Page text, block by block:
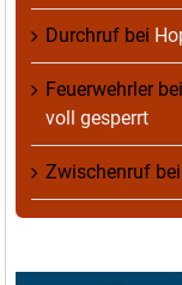
Durchruf bei
Feuerwehrlerbei
voll gesperrt
Zwischenruf bei